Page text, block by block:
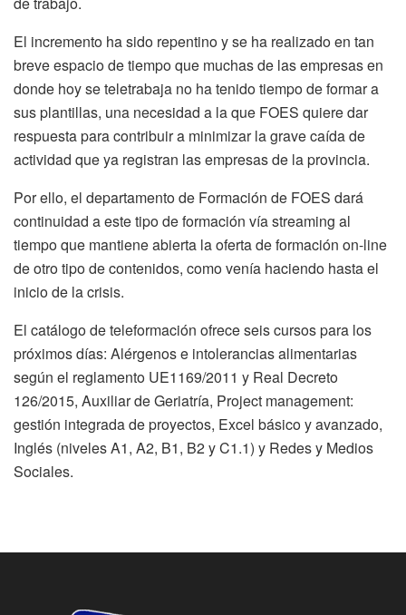
El incremento ha sido repentino y se ha realizado en tan
breve espacio de tiempo que muchas de las empresas en
donde hoy se teletrabaja no ha tenido tiempo de formar a
sus plantillas, una necesidad a la que FOES quiere dar
respuesta para contribuir a minimizar la grave caída de
actividad que ya registran las empresas de la provincia.
Por ello, el departamento de Formación de FOES dará
continuidad a este tipo de formación vía streaming al
tiempo que mantiene abierta la oferta de formación on-line
de otro tipo de contenidos, como venía haciendo hasta el
inicio de la crisis.
El catálogo de teleformación ofrece seis cursos para los
próximos días: Alérgenos e intolerancias alimentarias
según el reglamento UE1169/2011 y Real Decreto
126/2015, Auxiliar de Geriatría, Project management:
gestión integrada de proyectos, Excel básico y avanzado,
Inglés (niveles A1, A2, B1, B2 y C1.1) y Redes y Medios
Sociales.